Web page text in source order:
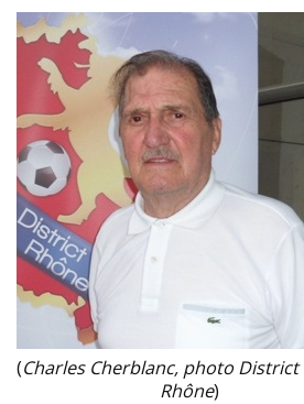
(Charles Cherblanc, photo District Lyon et
Rhône)